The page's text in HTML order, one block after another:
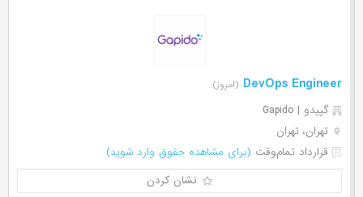
DevOps Engineer (امروز)
گپیدو | Gapido
تهران، تهران
قرارداد تمام‌وقت (برای مشاهده حقوق وارد شوید)
نشان کردن